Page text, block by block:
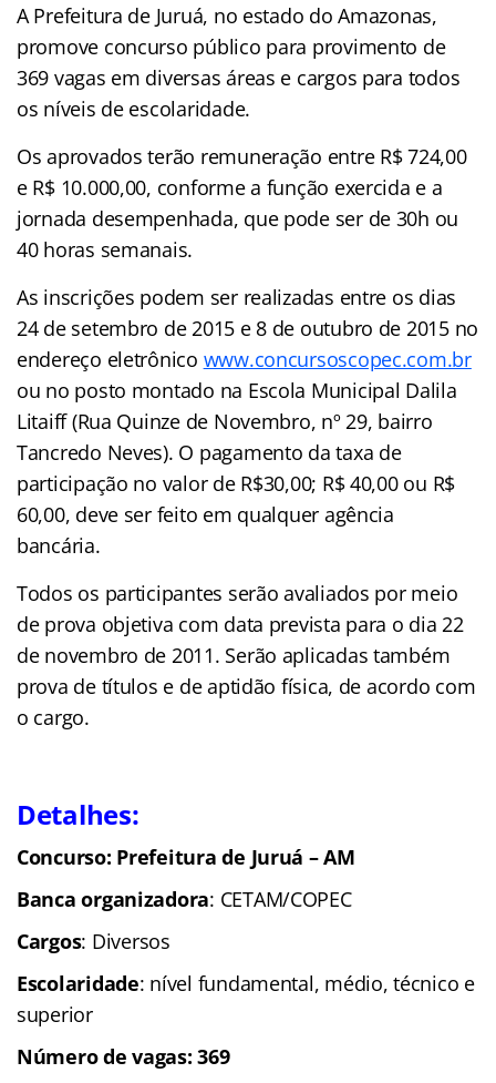
A Prefeitura de Juruá, no estado do Amazonas,
promove concurso público para provimento de
369 vagas em diversas áreas e cargos para todos
os níveis de escolaridade.
Os aprovados terão remuneração entre R$ 724,00
e R$ 10.000,00, conforme a função exercida e a
jornada desempenhada, que pode ser de 30h ou
40 horas semanais.
As inscrições podem ser realizadas entre os dias
24 de setembro de 2015 e 8 de outubro de 2015 no
endereço eletrônico www.concursoscopec.com.br
ou no posto montado na Escola Municipal Dalila
Litaiff (Rua Quinze de Novembro, nº 29, bairro
Tancredo Neves). O pagamento da taxa de
participação no valor de R$30,00; R$ 40,00 ou R$
60,00, deve ser feito em qualquer agência
bancária.
Todos os participantes serão avaliados por meio
de prova objetiva com data prevista para o dia 22
de novembro de 2011. Serão aplicadas também
prova de títulos e de aptidão física, de acordo com
o cargo.
Detalhes:
Concurso: Prefeitura de Juruá – AM
Banca organizadora: CETAM/COPEC
Cargos: Diversos
Escolaridade: nível fundamental, médio, técnico e
superior
Número de vagas: 369